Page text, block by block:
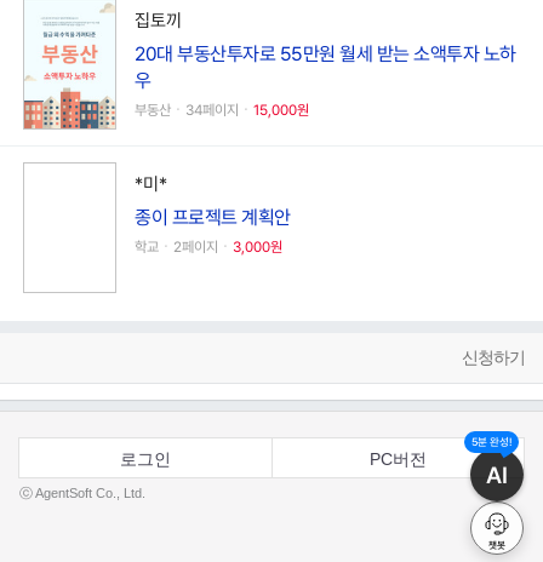
집토끼
20대 부동산투자로 55만원 월세 받는 소액투자 노하
우
부동산ㆍ34페이지ㆍ 15,000원
*미*
종이 프로젝트 계획안
학교ㆍ2페이지ㆍ 3,000원
신청하기
로그인 PC버전
ⓒ AgentSoft Co., Ltd.
5분 완성!
AI
챗봇